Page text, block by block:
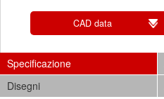
CAD data
Specificazione
Disegni